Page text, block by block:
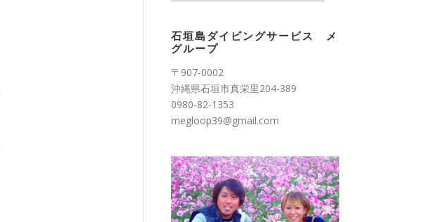
ー
石垣島ダイビングサービス メ
グループ
〒907-0002
沖縄県石垣市真栄里204-389
0980-82-1353
megloop39@gmail.com